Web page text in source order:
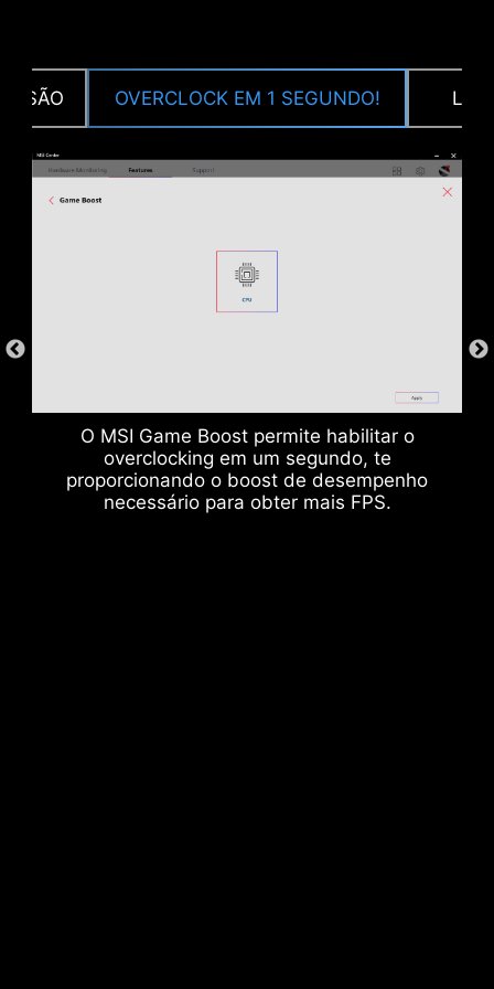
OVERCLOCK EM 1 SEGUNDO!
O MSI Game Boost permite habilitar o
overclocking em um segundo, te
proporcionando o boost de desempenho
necessário para obter mais FPS.
CPU / PWM IC